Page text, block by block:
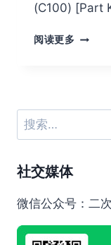
(C100) [Part
阅读更多 FATE
本
下
本
搜
索：
社交媒体
微信公众号：二